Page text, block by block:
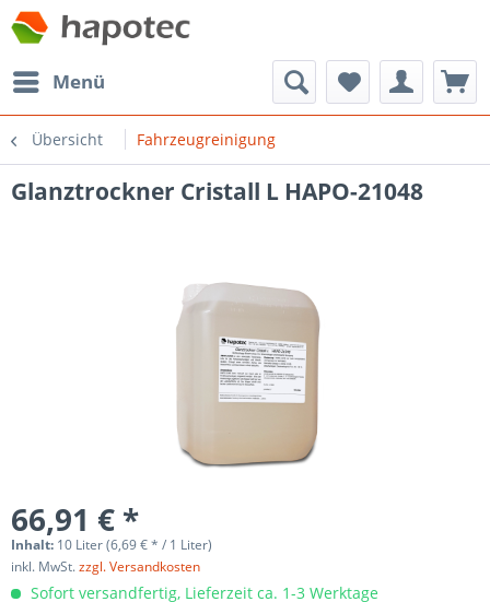
Menü
Übersicht Fahrzeugreinigung
Glanztrockner Cristall L HAPO-21048
66,91 € *
Inhalt: 10 Liter (6,69 € * / 1 Liter)
inkl. MwSt.zzgl. Versandkosten
Sofort versandfertig, Lieferzeit ca. 1-3 Werktage